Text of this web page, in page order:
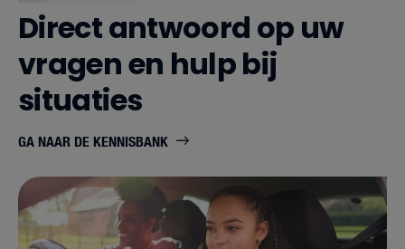
Direct antwoord op uw
vragen en hulp bij
situaties
GA NAAR DE KENNISBANK